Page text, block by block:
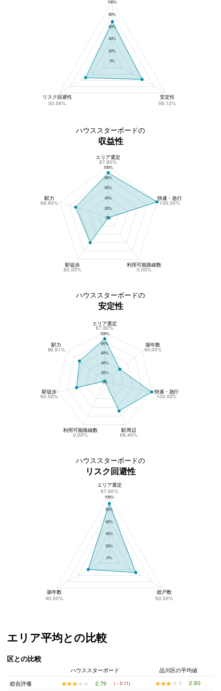
100%
80%
60%
40%
20%
0%
リスク回避性
50.58%
安定性
56.12%
ハウススターボードの
収益性
ハウススターボードの収益性
100%
80%
60%
40%
20%
0%
エリア選定
87.80%
駅力
66.90%
駅徒歩
60.00%
利用可能路線数
0.00%
快速・急行
100.00%
ハウススターボードの
安定性
100%
80%
60%
40%
20%
0%
エリア選定
87.80%
駅力
66.91%
駅徒歩
60.00%
利用可能路線数
0.00%
駅周辺
68.40%
快速・急行
100.00%
築年数
40.00%
ハウススターボードの
リスク回避性
ハウススターボードのリスク回避性
100%
80%
60%
40%
20%
0%
エリア選定
87.80%
築年数
40.00%
総戸数
50.00%
エリア平均との比較
区との比較
ハウススターボード
品川区の平均値
総合評価
★★★★★
★★★★★ 2.79 (－0.11) ★★★★★
★★★★★
2.90